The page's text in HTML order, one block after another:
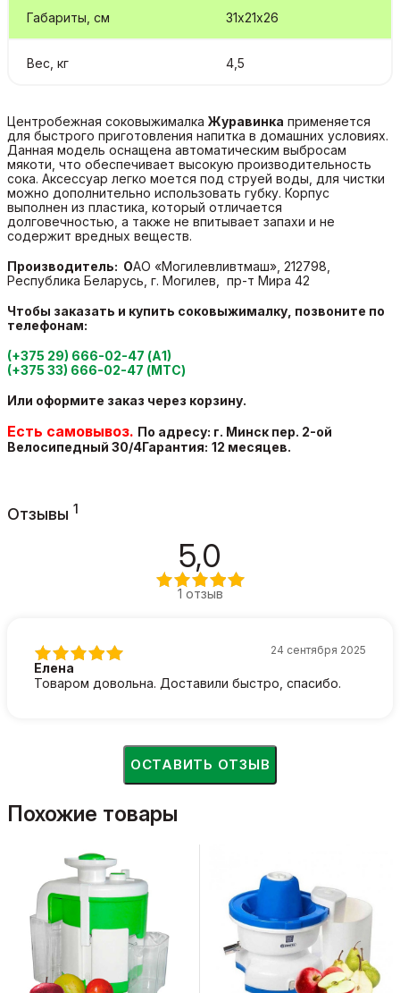
Габариты, см 31х21х26
Вес, кг 4,5
Центробежная соковыжималка Журавинка применяется
для быстрого приготовления напитка в домашних условиях.
Данная модель оснащена автоматическим выбросам
мякоти, что обеспечивает высокую производительность
сока. Аксессуар легко моется под струей воды, для чистки
можно дополнительно использовать губку. Корпус
выполнен из пластика, который отличается
долговечностью, а также не впитывает запахи и не
содержит вредных веществ.
Производитель: ОАО «Могилевливтмаш», 212798,
Республика Беларусь, г. Могилев, пр-т Мира 42
Чтобы заказать и купить соковыжималку, позвоните по
телефонам:
(+375 29) 666-02-47 (А1)
(+375 33) 666-02-47 (МТС)
Или оформите заказ через корзину.
Есть самовывоз. По адресу: г. Минск пер. 2-ой
Велосипедный 30/4Гарантия: 12 месяцев.
Отзывы 1
5,0
1 отзыв
Елена
24 сентября 2025
Товаром довольна. Доставили быстро, спасибо.
ОСТАВИТЬ ОТЗЫВ
Похожие товары